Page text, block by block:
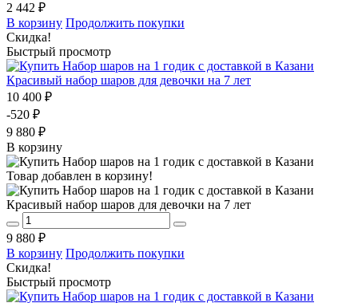
2 442 ₽
В корзину Продолжить покупки
Скидка!
Быстрый просмотр
Красивый набор шаров для девочки на 7 лет
10 400 ₽
-520 ₽
9 880 ₽
В корзину
Товар добавлен в корзину!
Красивый набор шаров для девочки на 7 лет
9 880 ₽
В корзину Продолжить покупки
Скидка!
Быстрый просмотр